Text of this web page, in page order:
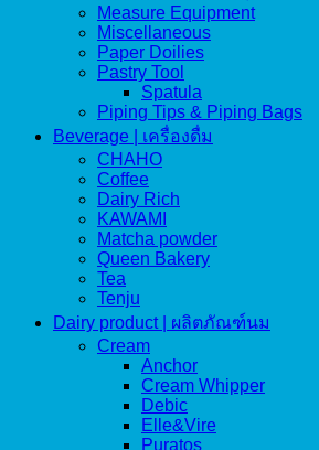
Measure Equipment
Miscellaneous
Paper Doilies
Pastry Tool
Spatula
Piping Tips & Piping Bags
Beverage | เครื่องดื่ม
CHAHO
Coffee
Dairy Rich
KAWAMI
Matcha powder
Queen Bakery
Tea
Tenju
Dairy product | ผลิตภัณฑ์นม
Cream
Anchor
Cream Whipper
Debic
Elle&Vire
Puratos